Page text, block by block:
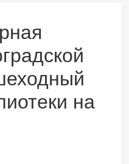
на